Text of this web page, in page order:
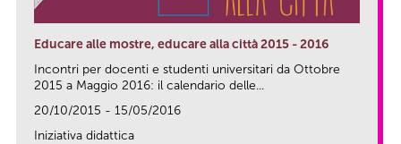
Educare alle mostre, educare alla città 2015 - 2016
Incontri per docenti e studenti universitari da Ottobre
2015 a Maggio 2016: il calendario delle...
20/10/2015 - 15/05/2016
Iniziativa didattica